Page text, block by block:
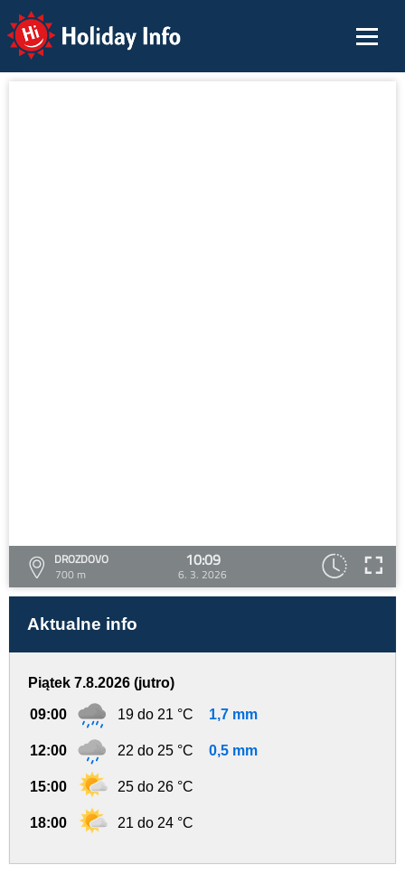
Holiday Info
DROZDOVO
700 m
10:09
6. 3. 2026
Aktualne info
Piątek 7.8.2026 (jutro)
09:00 19 do 21 °C 1,7 mm
12:00 22 do 25 °C 0,5 mm
15:00 25 do 26 °C
18:00 21 do 24 °C